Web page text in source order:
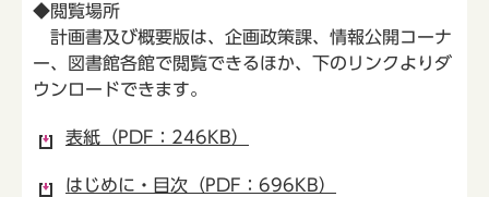
◆閲覧場所
計画書及び概要版は、企画政策課、情報公開コーナ
ー、図書館各館で閲覧できるほか、下のリンクよりダ
ウンロードできます。
表紙（PDF：246KB）
はじめに・目次（PDF：696KB）